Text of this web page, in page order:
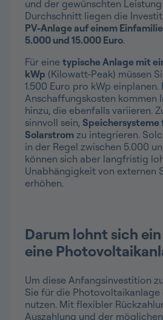
und der gewünschten Leistung
Durchschnitt liegen die
PV-Anlage auf einem
5.000 und 15.000 Euro.
Für eine typische Anlage mit
kWp (Kilowatt-Peak) müssen
1.500 Euro pro kWp einplanen.
Anschaffungskosten kommen
hinzu, die ebenfalls variieren.
sinnvoll sein, Speichersysteme
Solarstrom zu integrieren.
in der Regel zwischen 5.000
können sich aber langfristig
Unabhängigkeit von externen
erhöhen.
Darum lohnt sich
eine
Um diese Anfangsinvestition
Sie für die Photovoltaikanlage
nutzen. Mit flexibler
Auszahlung und der